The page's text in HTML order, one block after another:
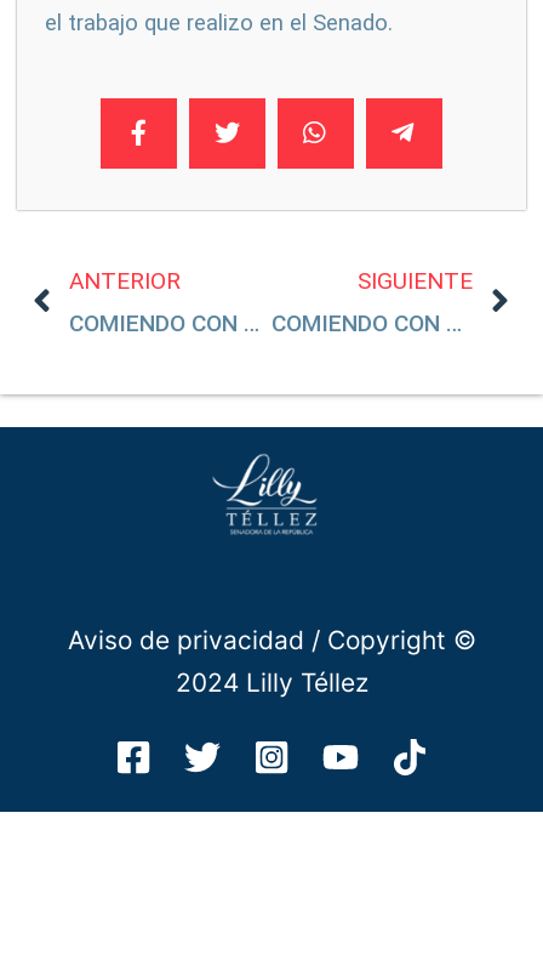
el trabajo que realizo en el Senado.
ANTERIOR
COMIENDO CON #15: HAY MÁS HOMICIDIOS CON AMLO QUE CON CALDERÓN
SIGUIENTE
COMIENDO CON #17: LÓPEZ OBRADOR SOLO ES EXPERTO EN ABRIR LA BOCA PARA DECIR MENTIRAS
Aviso de privacidad / Copyright ©
2024 Lilly Téllez